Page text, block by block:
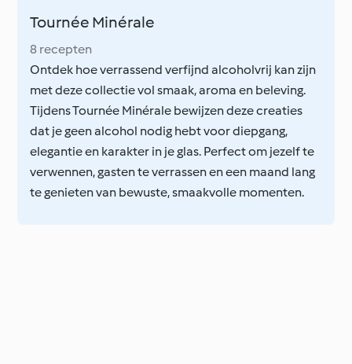
Tournée Minérale
8 recepten
Ontdek hoe verrassend verfijnd alcoholvrij kan zijn
met deze collectie vol smaak, aroma en beleving.
Tijdens Tournée Minérale bewijzen deze creaties
dat je geen alcohol nodig hebt voor diepgang,
elegantie en karakter in je glas. Perfect om jezelf te
verwennen, gasten te verrassen en een maand lang
te genieten van bewuste, smaakvolle momenten.